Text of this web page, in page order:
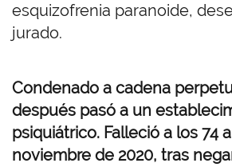
esquizofrenia paranoide,
jurado.
Condenado a cadena
después pasó a un
psiquiátrico. Falleció a los 74
noviembre de 2020, tras